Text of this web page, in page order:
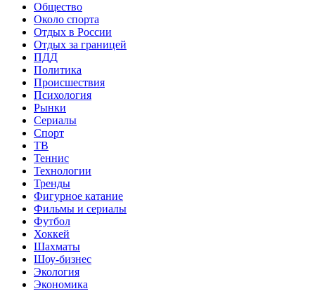
Общество
Около спорта
Отдых в России
Отдых за границей
ПДД
Политика
Происшествия
Психология
Рынки
Сериалы
Спорт
ТВ
Теннис
Технологии
Тренды
Фигурное катание
Фильмы и сериалы
Футбол
Хоккей
Шахматы
Шоу-бизнес
Экология
Экономика